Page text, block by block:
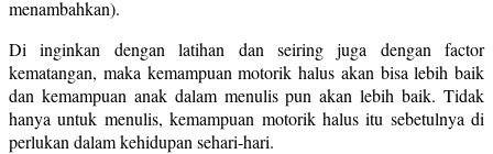
menambahkan).
Di inginkan dengan latihan dan seiring juga dengan factor
kematangan, maka kemampuan motorik halus akan bisa lebih baik
dan kemampuan anak dalam menulis pun akan lebih baik. Tidak
hanya untuk menulis, kemampuan motorik halus itu sebetulnya di
perlukan dalam kehidupan sehari-hari.